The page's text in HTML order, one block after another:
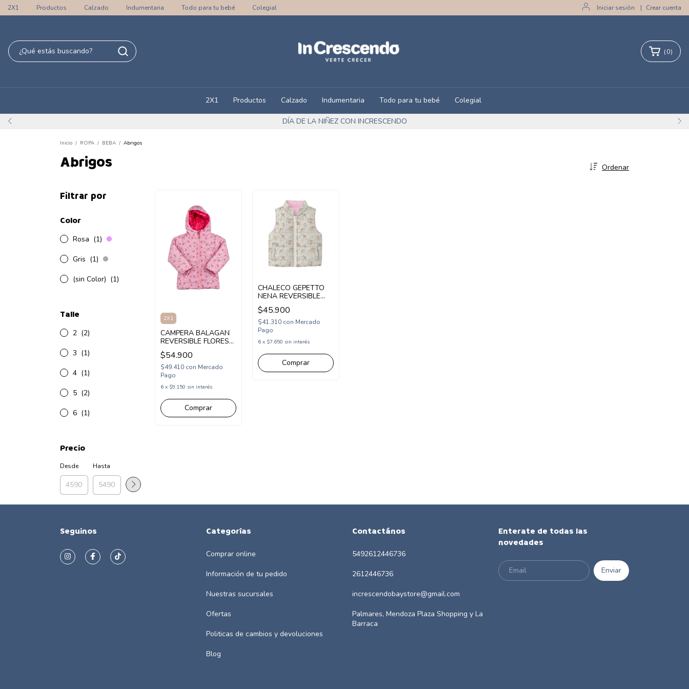
2X1 Productos Calzado Indumentaria Todo para tu bebé Colegial Iniciar sesión | Crear cuenta
DÍA DE LA NIÑEZ CON INCRESCENDO
(0)
2X1 Productos Calzado Indumentaria Todo para tu bebé Colegial
Inicio / ROPA / BEBA / Abrigos
Abrigos Ordenar
Filtrar por
Color
Rosa (1)
Gris (1)
(sin Color) (1)
Talle
2 (2)
3 (1)
4 (1)
5 (2)
6 (1)
Precio
Desde Hasta
2X1
CAMPERA BALAGAN
REVERSIBLE FLORES
(BA263006)
$54.900
$49.410 con Mercado
Pago
6 x $9.150 sin interés
Comprar
CHALECO GEPETTO
NENA REVERSIBLE
ESTAMPA FLORES Y
CONEJITOS
(GT291154)
$45.900
$41.310 con Mercado
Pago
6 x $7.650 sin interés
Comprar
Seguinos Categorías
Comprar online
Información de tu pedido
Nuestras sucursales
Ofertas
Politicas de cambios y devoluciones
Blog
Contactános
5492612446736
2612446736
increscendobaystore@gmail.com
Palmares, Mendoza Plaza Shopping y La
Barraca
Enterate de todas las
novedades